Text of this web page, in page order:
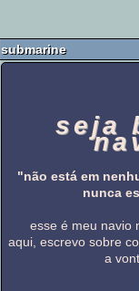
submarine
seja
"não está em
nunca
esse é meu navio
aqui, escrevo sobre
a